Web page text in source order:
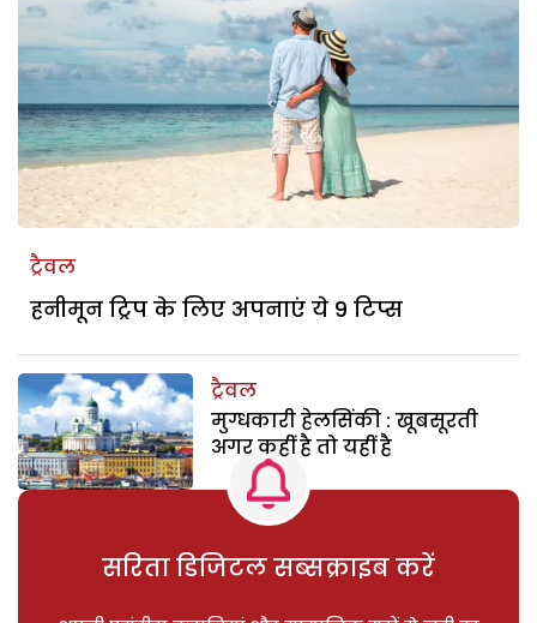
ट्रैवल
हनीमून ट्रिप के लिए अपनाएं ये 9 टिप्स
ट्रैवल
मुग्धकारी हेलसिंकी : खूबसूरती
अगर कहीं है तो यहीं है
सरिता डिजिटल सब्सक्राइब करें